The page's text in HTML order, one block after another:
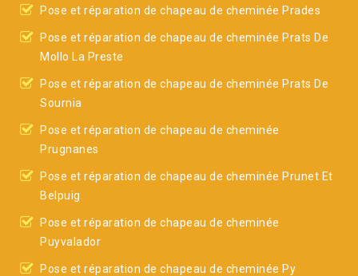
Pose et réparation de chapeau de cheminée Prades
Pose et réparation de chapeau de cheminée Prats De
Mollo La Preste
Pose et réparation de chapeau de cheminée Prats De
Sournia
Pose et réparation de chapeau de cheminée
Prugnanes
Pose et réparation de chapeau de cheminée Prunet Et
Belpuig
Pose et réparation de chapeau de cheminée
Puyvalador
Pose et réparation de chapeau de cheminée Py